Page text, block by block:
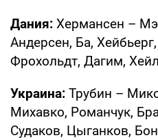
Дания: Хермансен –
Андерсен, Ба,
Фрохольдт, Дагим,
Украина: Трубин –
Михавко, Романчук,
Судаков, Цыганков,